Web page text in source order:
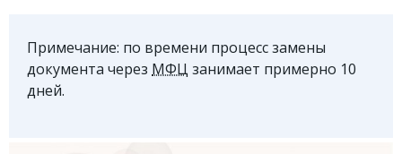
Примечание: по времени процесс замены
документа через МФЦ занимает примерно 10
дней.